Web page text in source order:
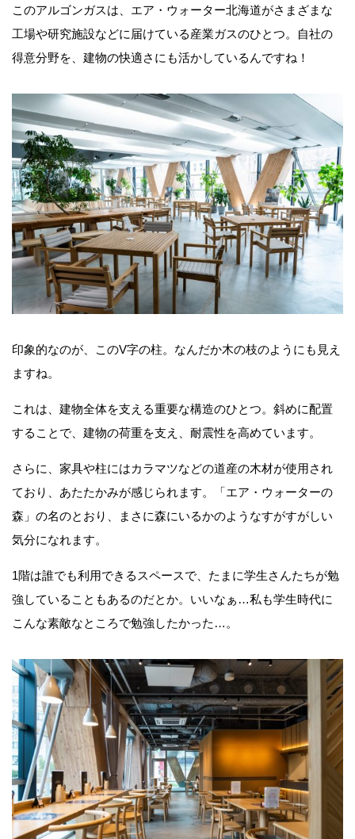
このアルゴンガスは、エア・ウォーター北海道がさまざまな
工場や研究施設などに届けている産業ガスのひとつ。自社の
得意分野を、建物の快適さにも活かしているんですね！
印象的なのが、このV字の柱。なんだか木の枝のようにも見え
ますね。
これは、建物全体を支える重要な構造のひとつ。斜めに配置
することで、建物の荷重を支え、耐震性を高めています。
さらに、家具や柱にはカラマツなどの道産の木材が使用され
ており、あたたかみが感じられます。「エア・ウォーターの
森」の名のとおり、まさに森にいるかのようなすがすがしい
気分になれます。
1階は誰でも利用できるスペースで、たまに学生さんたちが勉
強していることもあるのだとか。いいなぁ…私も学生時代に
こんな素敵なところで勉強したかった…。